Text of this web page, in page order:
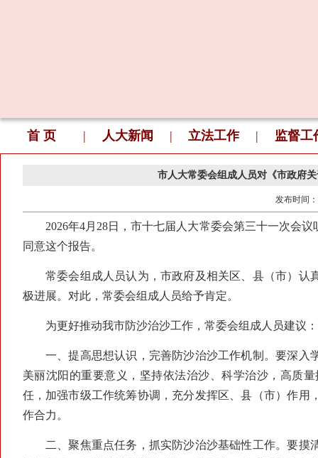
首 页 | 人大新闻 | 立法工作 | 监督工
市人大常委会组成人员对《市政府
发布时间：
2026年4月28日，市十七届人大常委会第三十一次会议
同意这个报告。
常委会组成人员认为，市政府及相关区、县（市）认
极进展。对此，常委会组成人员给予肯定。
为更好推动我市防沙治沙工作，常委会组成人员建议：
一、提高思想认识，完善防沙治沙工作机制。要深入
美丽沈阳的重要意义，坚持依法治沙、科学治沙，高质
任，加强市级工作统筹协调，充分发挥区、县（市）作
作合力。
二、聚焦重点任务，抓实防沙治沙基础性工作。要摸